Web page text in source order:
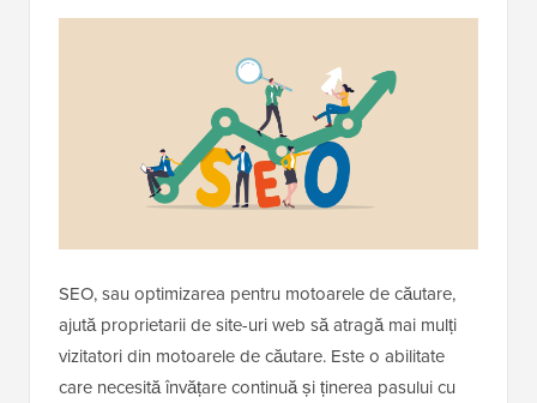
SEO, sau optimizarea pentru motoarele de căutare,
ajută proprietarii de site-uri web să atragă mai mulți
vizitatori din motoarele de căutare. Este o abilitate
care necesită învățare continuă și ținerea pasului cu